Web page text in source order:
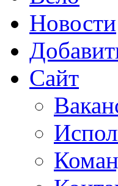
Новости
Сайт